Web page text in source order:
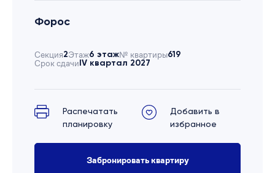
Форос
Секция2Этаж6 этаж№ квартиры619
Срок сдачиIV квартал 2027
Распечатать
планировку
Добавить в
избранное
Забронировать квартиру